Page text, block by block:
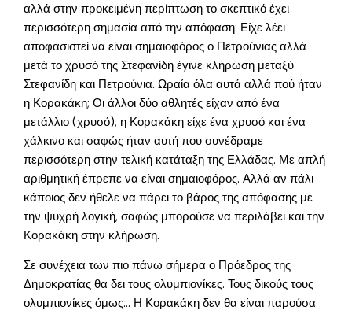
αλλά στην προκειμένη περίπτωση το σκεπτικό έχει
περισσότερη σημασία από την απόφαση: Είχε λέει
αποφασιστεί να είναι σημαιοφόρος ο Πετρούνιας αλλά
μετά το χρυσό της Στεφανίδη έγινε κλήρωση μεταξύ
Στεφανίδη και Πετρούνια. Ωραία όλα αυτά αλλά πού ήταν
η Κορακάκη; Οι άλλοι δύο αθλητές είχαν από ένα
μετάλλιο (χρυσό), η Κορακάκη είχε ένα χρυσό και ένα
χάλκινο και σαφώς ήταν αυτή που συνέδραμε
περισσότερη στην τελική κατάταξη της Ελλάδας. Με απλή
αριθμητική έπρεπε να είναι σημαιοφόρος. Αλλά αν πάλι
κάποιος δεν ήθελε να πάρει το βάρος της απόφασης με
την ψυχρή λογική, σαφώς μπορούσε να περιλάβει και την
Κορακάκη στην κλήρωση.
Σε συνέχεια των πιο πάνω σήμερα ο Πρόεδρος της
Δημοκρατίας θα δει τους ολυμπιονίκες. Τους δικούς τους
ολυμπιονίκες όμως… Η Κορακάκη δεν θα είναι παρούσα